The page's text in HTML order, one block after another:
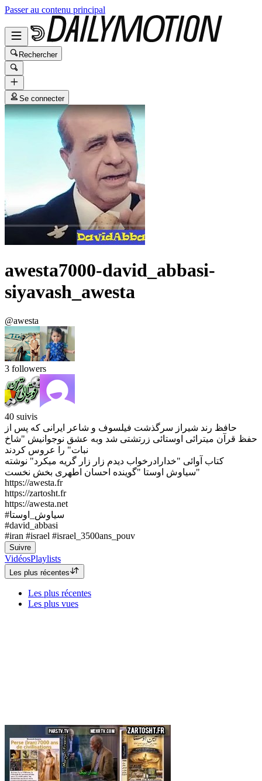
Passer au contenu principal
Rechercher
Se connecter
awesta7000-david_abbasi-
siyavash_awesta
@awesta
3 followers
40 suivis
حافظ رند شیراز سرگذشت فیلسوف و شاعر ایرانی که پس از
حفظ قرآن میترائی اوستائی زرتشتی شد وبه عشق نوجوانیش "شاخ
نبات" را عروس کردند
کتاب آوائی "خدارادرخواب دیدم زار زار گریه میکرد" نوشته
"سیاوش اوستا "گوینده احسان اطهری بخش نخست
https://awesta.fr
https://zartosht.fr
https://awesta.net
#سیاوش_اوستا
#david_abbasi
#iran #israel #israel_3500ans_pouv
Suivre
VidéosPlaylists
Les plus récentes
Les plus récentes
Les plus vues